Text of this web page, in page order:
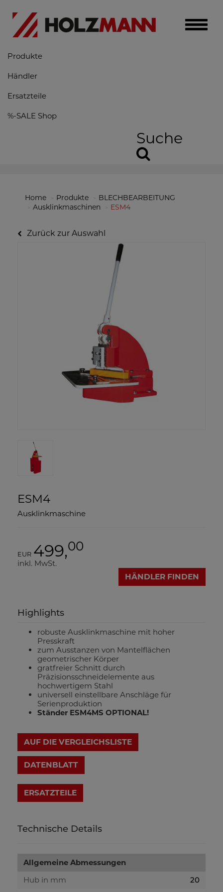
Toggle
Produkte
Händler
Ersatzteile
%-SALE Shop
Suche
Home Produkte
BLECHBEARBEITUNG
Ausklinkmaschinen
ESM4
Zurück zur Auswahl
ESM4
Ausklinkmaschine
EUR 499,00
inkl. MwSt.
HÄNDLER FINDEN
Highlights
robuste Ausklinkmaschine mit hoher
Presskraft
zum Ausstanzen von Mantelflächen
geometrischer Körper
gratfreier Schnitt durch
Präzisionsschneidelemente aus
hochwertigem Stahl
universell einstellbare Anschläge für
Serienproduktion
Ständer ESM4MS OPTIONAL!
AUF DIE VERGLEICHSLISTE
DATENBLATT
Technische Details
Allgemeine Abmessungen
Hub in mm
20